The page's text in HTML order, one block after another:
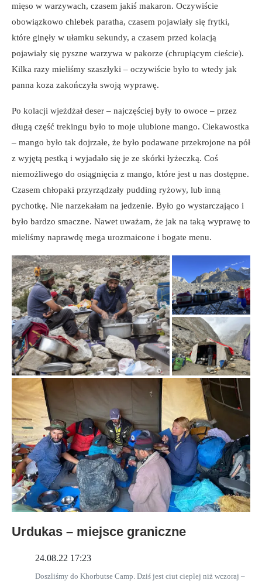
mięso w warzywach, czasem jakiś makaron. Oczywiście
obowiązkowo chlebek paratha, czasem pojawiały się frytki,
które ginęły w ułamku sekundy, a czasem przed kolacją
pojawiały się pyszne warzywa w pakorze (chrupiącym cieście).
Kilka razy mieliśmy szaszłyki – oczywiście było to wtedy jak
panna koza zakończyła swoją wyprawę.
Po kolacji wjeżdżał deser – najczęściej były to owoce – przez
długą część trekingu było to moje ulubione mango. Ciekawostka
– mango było tak dojrzałe, że było podawane przekrojone na pół
z wyjętą pestką i wyjadało się je ze skórki łyżeczką. Coś
niemożliwego do osiągnięcia z mango, które jest u nas dostępne.
Czasem chłopaki przyrządzały pudding ryżowy, lub inną
pychotkę. Nie narzekałam na jedzenie. Było go wystarczająco i
było bardzo smaczne. Nawet uważam, że jak na taką wyprawę to
mieliśmy naprawdę mega urozmaicone i bogate menu.
Urdukas – miejsce graniczne
24.08.22 17:23
Doszliśmy do Khorbutse Camp. Dziś jest ciut cieplej niż wczoraj –